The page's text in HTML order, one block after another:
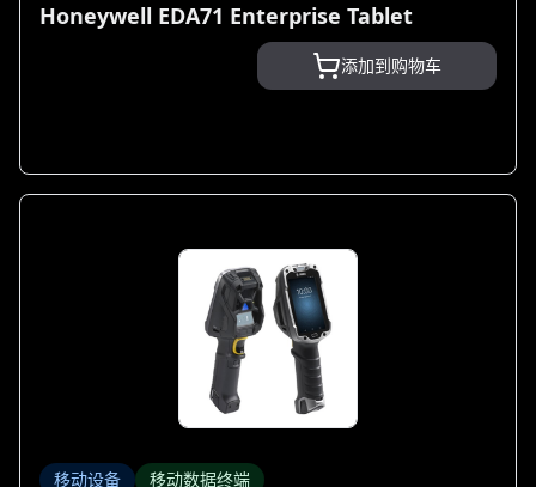
Honeywell EDA71 Enterprise Tablet
添加到购物车
移动设备 移动数据终端